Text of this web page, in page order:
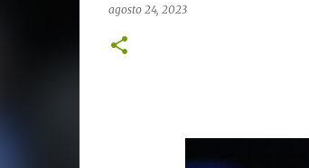
agosto 24, 2023